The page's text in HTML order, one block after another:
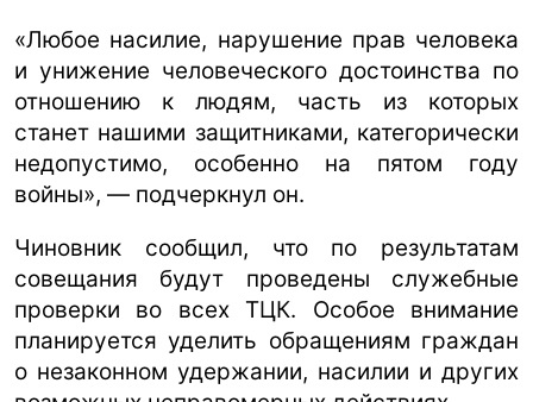
«Любое насилие, нарушение прав человека
и унижение человеческого достоинства по
отношению к людям, часть из которых
станет нашими защитниками, категорически
недопустимо, особенно на пятом году
войны», — подчеркнул он.
Чиновник сообщил, что по результатам
совещания будут проведены служебные
проверки во всех ТЦК. Особое внимание
планируется уделить обращениям граждан
о незаконном удержании, насилии и других